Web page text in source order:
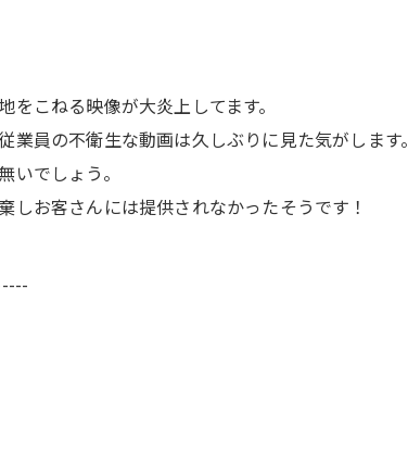
こねる映像が大炎上してます。
員の不衛生な動画は久しぶりに見た気がします。
でしょう。
お客さんには提供されなかったそうです！